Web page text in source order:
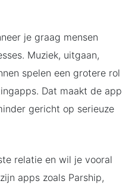
je graag mensen
Muziek, uitgaan,
spelen een grotere rol
Dat maakt de app
gericht op serieuze
relatie en wil je vooral
apps zoals Parship,